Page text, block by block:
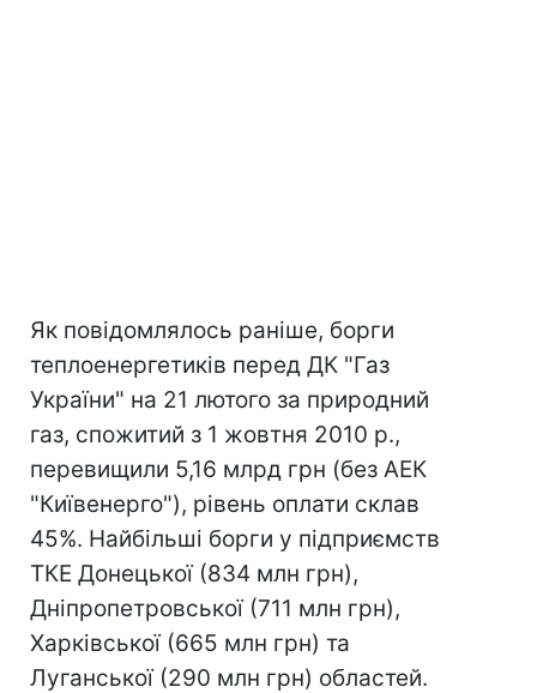
Як повідомлялось раніше, борги
теплоенергетиків перед ДК "Газ
України" на 21 лютого за природний
газ, спожитий з 1 жовтня 2010 р.,
перевищили 5,16 млрд грн (без АЕК
"Київенерго"), рівень оплати склав
45%. Найбільші борги у підприємств
ТКЕ Донецької (834 млн грн),
Дніпропетровської (711 млн грн),
Харківської (665 млн грн) та
Луганської (290 млн грн) областей.